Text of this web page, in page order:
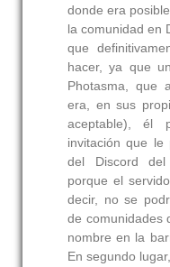
donde era
la comunidad en
que
hacer, ya que
Photasma, que
era, en sus
aceptable), él
invitación que le
del Discord
porque el
decir, no se
de comunidades
nombre en la
En segundo